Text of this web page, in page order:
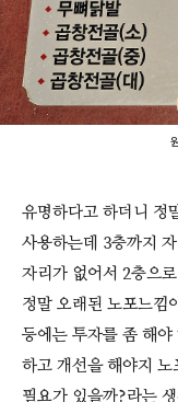
유명하다고 하더니 정
사용하는데 3층까지
자리가 없어서 2층으
정말 오래된 노포느낌
등에는 투자를 좀 해
하고 개선을 해야지
필요가 있을까?라는